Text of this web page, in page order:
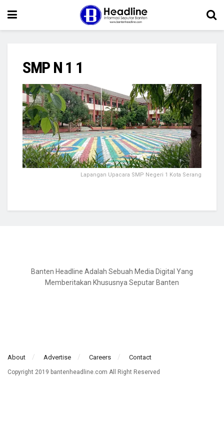
SMP N 1 1
Lapangan Upacara SMP Negeri 1 Kota Serang
Banten Headline Adalah Sebuah Media Digital Yang
Memberitakan Khususnya Seputar Banten
About Advertise Careers Contact
Copyright 2019 bantenheadline.com All Right Reserved